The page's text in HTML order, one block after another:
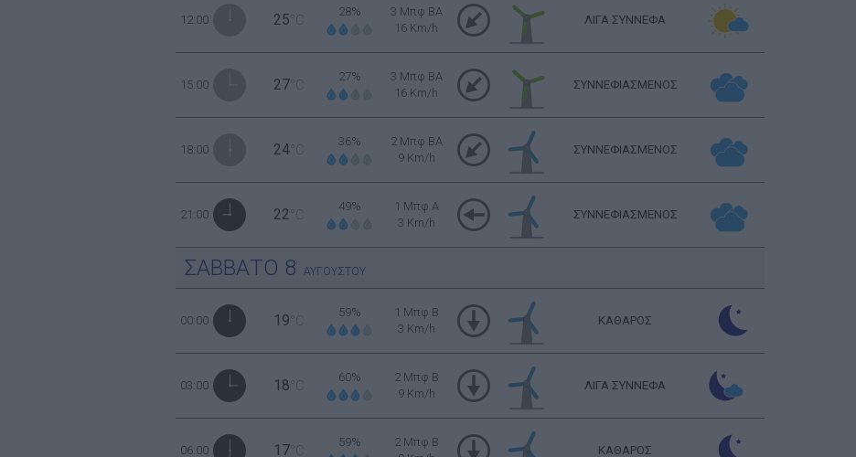
12:00 25 °C
28%
3 Μπφ BA
16 Km/h
ΛΙΓΑ ΣΥΝΝΕΦΑ
15:00 27 °C
27%
3 Μπφ BA
16 Km/h
ΣΥΝΝΕΦΙΑΣΜΕΝΟΣ
18:00 24 °C
36%
2 Μπφ BA
9 Km/h
ΣΥΝΝΕΦΙΑΣΜΕΝΟΣ
21:00 22 °C
49%
1 Μπφ Α
3 Km/h
ΣΥΝΝΕΦΙΑΣΜΕΝΟΣ
ΣΑΒΒΑΤΟ 8 ΑΥΓΟΥΣΤΟΥ
00:00 19 °C
59%
1 Μπφ B
3 Km/h
ΚΑΘΑΡΟΣ
03:00 18 °C
60%
2 Μπφ B
9 Km/h
ΛΙΓΑ ΣΥΝΝΕΦΑ
06:00 17 °C
59%
2 Μπφ B
ΚΑΘΑΡΟΣ